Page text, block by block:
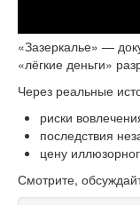
«Зазеркалье» —
«лёгкие деньги»
Через реальные
риски
последствия
цену
Смотрите,